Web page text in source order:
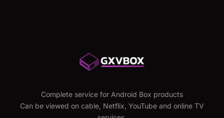
Complete service for Android Box products
Can be viewed on cable, Netflix, YouTube and online TV